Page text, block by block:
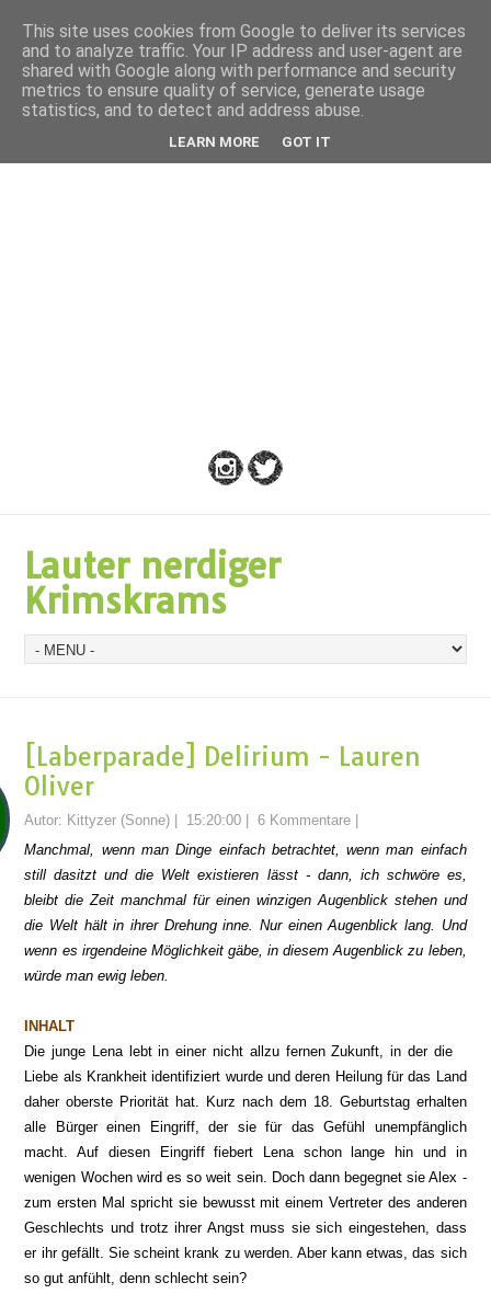
Back
Down
Lauter nerdiger
Krimskrams
[Laberparade] Delirium - Lauren
Oliver
Autor: Kittyzer (Sonne) 15:20:00 |6 Kommentare
Manchmal, wenn man Dinge einfach betrachtet, wenn man einfach
still dasitzt und die Welt existieren lässt - dann, ich schwöre es,
bleibt die Zeit manchmal für einen winzigen Augenblick stehen und
die Welt hält in ihrer Drehung inne. Nur einen Augenblick lang. Und
wenn es irgendeine Möglichkeit gäbe, in diesem Augenblick zu leben,
würde man ewig leben.
INHALT
Die junge Lena lebt in einer nicht allzu fernen Zukunft, in der die
Liebe als Krankheit identifiziert wurde und deren Heilung für das Land
daher oberste Priorität hat. Kurz nach dem 18. Geburtstag erhalten
alle Bürger einen Eingriff, der sie für das Gefühl unempfänglich
macht. Auf diesen Eingriff fiebert Lena schon lange hin und in
wenigen Wochen wird es so weit sein. Doch dann begegnet sie Alex -
zum ersten Mal spricht sie bewusst mit einem Vertreter des anderen
Geschlechts und trotz ihrer Angst muss sie sich eingestehen, dass
er ihr gefällt. Sie scheint krank zu werden. Aber kann etwas, das sich
so gut anfühlt, denn schlecht sein?
This site uses cookies from Google to deliver its services
and to analyze traffic. Your IP address and user-agent are
shared with Google along with performance and security
metrics to ensure quality of service, generate usage
statistics, and to detect and address abuse.
LEARN MORE GOT IT